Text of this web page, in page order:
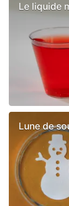
Le liquide
Lune de